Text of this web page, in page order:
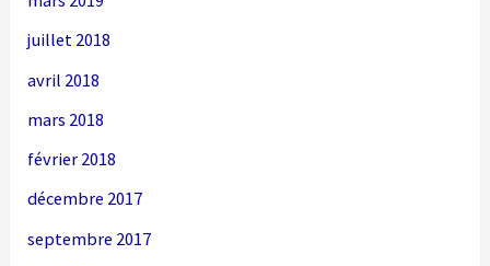
juillet 2018
avril 2018
mars 2018
février 2018
décembre 2017
septembre 2017